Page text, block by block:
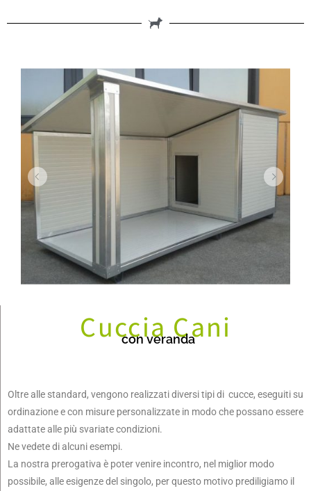
Cuccia Cani
con veranda
Oltre alle standard, vengono realizzati diversi tipi di cucce, eseguiti su
ordinazione e con misure personalizzate in modo che possano essere
adattate alle più svariate condizioni.
Ne vedete di alcuni esempi.
La nostra prerogativa è poter venire incontro, nel miglior modo
possibile, alle esigenze del singolo, per questo motivo prediligiamo il